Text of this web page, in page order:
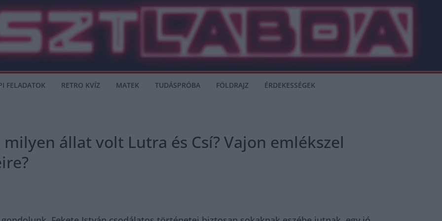
FELADATOK RETRO KVÍZ MATEK TUDÁSPRÓBA FÖLDRAJZ ÉRDEKESSÉGEK
állat volt Lutra és Csí? Vajon emlékszel